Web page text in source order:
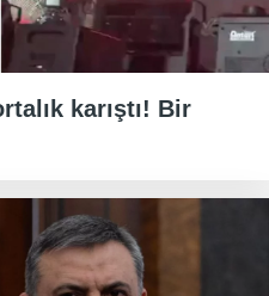
karıştı! Bir